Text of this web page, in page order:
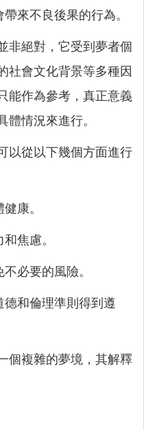
來不良後果的行為。
非絕對，它受到夢者個
社會文化背景等多種因
能作為參考，真正意義
體情況來進行。
以從以下幾個方面進行
康。
焦慮。
必要的風險。
德和倫理準則得到遵
個複雜的夢境，其解釋